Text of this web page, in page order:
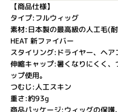
【商品仕様】
タイプ:フルウィッグ
素材:日本製の最高級の人工毛(
HEAT 新ファイバー
スタイリング:ドライヤー、ヘア
伸縮キャップ:暑くなりにくく
ップ使用。
つむじ:人工スキン
重さ:約93g
商品パッケージ:ウィッグの保護